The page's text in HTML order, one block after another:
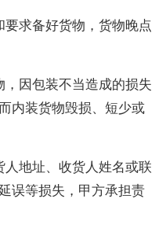
求备好货物，货物晚点
因包装不当造成的损失
内装货物毁损、短少或
地址、收货人姓名或联
误等损失，甲方承担责